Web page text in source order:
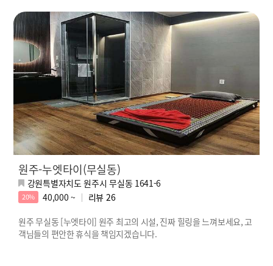
원주-누엣타이(무실동)
강원특별자치도 원주시 무실동 1641-6
20% 40,000 ~ 리뷰 26
원주 무실동 [누엣타이] 원주 최고의 시설, 진짜 힐링을 느껴보세요, 고
객님들의 편안한 휴식을 책임지겠습니다.